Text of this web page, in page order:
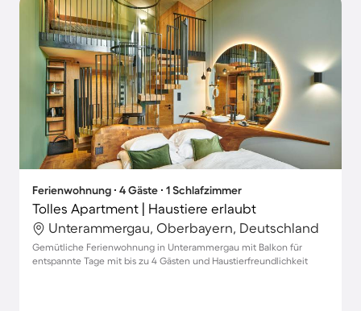
Ferienwohnung ∙ 4 Gäste ∙ 1 Schlafzimmer
Tolles Apartment | Haustiere erlaubt
Unterammergau, Oberbayern, Deutschland
Gemütliche Ferienwohnung in Unterammergau mit Balkon für
entspannte Tage mit bis zu 4 Gästen und Haustierfreundlichkeit